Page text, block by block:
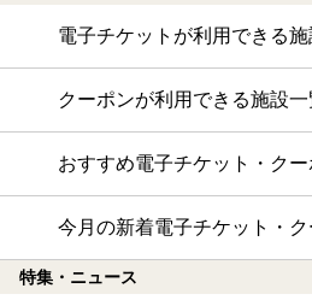
電子チケットが利用できる施
クーポンが利用できる施設一
おすすめ電子チケット・ク
今月の新着電子チケット・
特集・ニュース